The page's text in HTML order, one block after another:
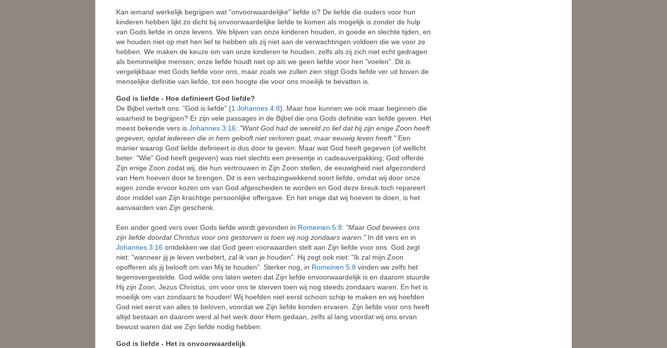
Kan iemand werkelijk begrijpen wat "onvoorwaardelijke" liefde is? De liefde die ouders voor hun
kinderen hebben lijkt zo dicht bij onvoorwaardelijke liefde te komen als mogelijk is zonder de hulp
van Gods liefde in onze levens. We blijven van onze kinderen houden, in goede en slechte tijden, en
we houden niet op met hen lief te hebben als zij niet aan de verwachtingen voldoen die we voor ze
hebben. We maken de keuze om van onze kinderen te houden, zelfs als zij zich niet echt gedragen
als beminnelijke mensen; onze liefde houdt niet op als we geen liefde voor hen "voelen". Dit is
vergelijkbaar met Gods liefde voor ons, maar zoals we zullen zien stijgt Gods liefde ver uit boven de
menselijke definitie van liefde, tot een hoogte die voor ons moeilijk te bevatten is.
God is liefde - Hoe definieert God liefde?
De Bijbel vertelt ons: "God is liefde" (1 Johannes 4:8). Maar hoe kunnen we ook maar beginnen die
waarheid te begrijpen? Er zijn vele passages in de Bijbel die ons Gods definitie van liefde geven. Het
meest bekende vers is Johannes 3:16: "Want God had de wereld zo lief dat hij zijn enige Zoon heeft
gegeven, opdat iedereen die in hem gelooft niet verloren gaat, maar eeuwig leven heeft."Een
manier waarop God liefde definieert is dus door te geven. Maar wat God heeft gegeven (of wellicht
beter: "Wie" God heeft gegeven) was niet slechts een presentje in cadeauverpakking; God offerde
Zijn enige Zoon zodat wij, die hun vertrouwen in Zijn Zoon stellen, de eeuwigheid niet afgezonderd
van Hem hoeven door te brengen. Dit is een verbazingwekkend soort liefde, omdat wij door onze
eigen zonde ervoor kozen om van God afgescheiden te worden en God deze breuk toch repareert
door middel van Zijn krachtige persoonlijke offergave. En het enige dat wij hoeven te doen, is het
aanvaarden van Zijn geschenk.
Een ander goed vers over Gods liefde wordt gevonden in Romeinen 5:8: "Maar God bewees ons
zijn liefde doordat Christus voor ons gestorven is toen wij nog zondaars waren."In dit vers en in
Johannes 3:16 ontdekken we dat God geen voorwaarden stelt aan Zijn liefde voor ons. God zegt
niet: "wanneer jij je leven verbetert, zal ik van je houden". Hij zegt ook niet: "Ik zal mijn Zoon
opofferen als jij belooft om van Mij te houden". Sterker nog, in Romeinen 5:8 vinden we zelfs het
tegenovergestelde. God wilde ons laten weten dat Zijn liefde onvoorwaardelijk is en daarom stuurde
Hij zijn Zoon, Jezus Christus, om voor ons te sterven toen wij nog steeds zondaars waren. En het is
moeilijk om van zondaars te houden! Wij hoefden niet eerst schoon schip te maken en wij hoefden
God niet eerst van alles te beloven, voordat we Zijn liefde konden ervaren. Zijn liefde voor ons heeft
altijd bestaan en daarom werd al het werk door Hem gedaan, zelfs al lang voordat wij ons ervan
bewust waren dat we Zijn liefde nodig hebben.
God is liefde - Het is onvoorwaardelijk